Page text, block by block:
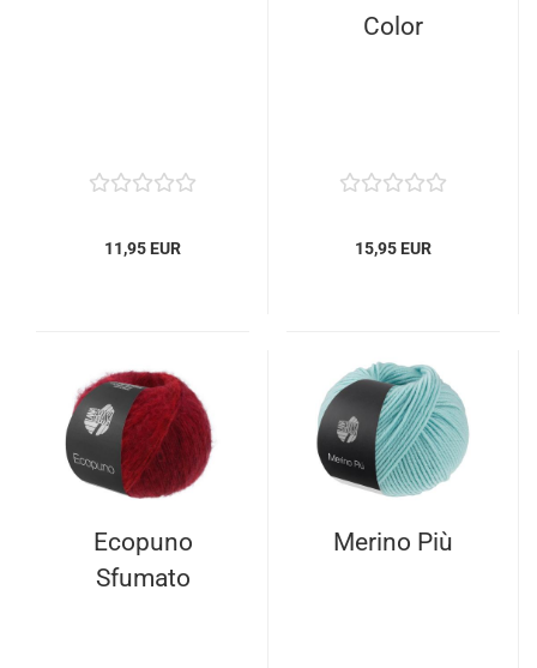
11,95 EUR
Color
15,95 EUR
Ecopuno
Sfumato
Merino Più